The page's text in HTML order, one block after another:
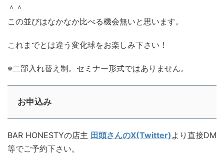
＾＾
この並びはなかなか比べる機会無いと思います。
これまでとは違う変化球をお楽しみ下さい！
※二部入れ替え制。セミナー形式ではありません。
お申込み
BAR HONESTYの店主 田頭さんのX(Twitter) より直接DM
等でご予約下さい。